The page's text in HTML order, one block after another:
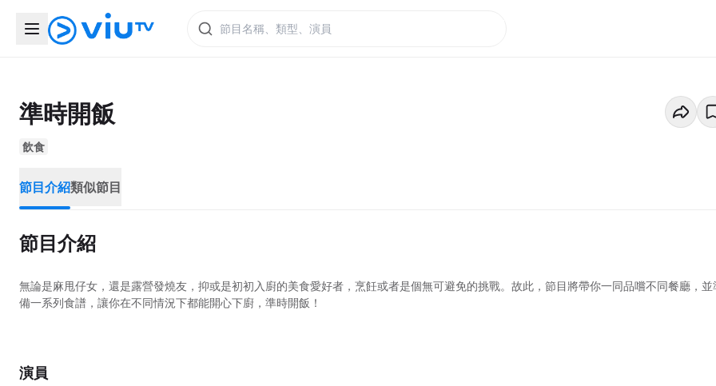
準時開飯
飲食
節目介紹類似節目
節目介紹
無論是麻甩仔女，還是露營發燒友，抑或是初初入廚的美食愛好者，烹飪或者是個無可避免的挑戰。故此，節目將帶你一同品嚐不同餐廳，並
備一系列食譜，讓你在不同情況下都能開心下廚，準時開飯！
演員